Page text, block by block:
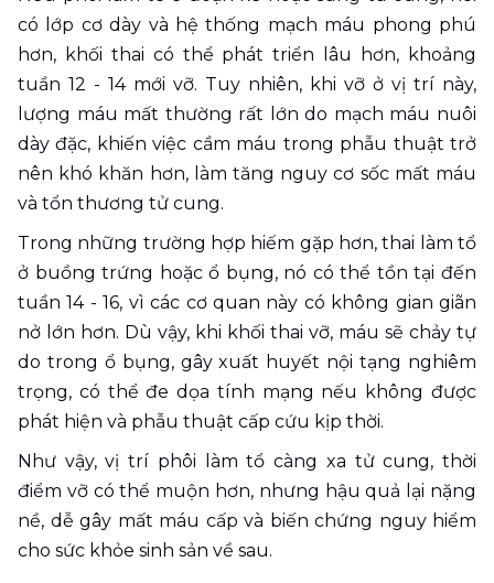
có lớp cơ dày và hệ thống mạch máu phong phú
hơn, khối thai có thể phát triển lâu hơn, khoảng
tuần 12 - 14 mới vỡ. Tuy nhiên, khi vỡ ở vị trí này,
lượng máu mất thường rất lớn do mạch máu nuôi
dày đặc, khiến việc cầm máu trong phẫu thuật trở
nên khó khăn hơn, làm tăng nguy cơ sốc mất máu
và tổn thương tử cung.
Trong những trường hợp hiếm gặp hơn, thai làm tổ
ở buồng trứng hoặc ổ bụng, nó có thể tồn tại đến
tuần 14 - 16, vì các cơ quan này có không gian giãn
nở lớn hơn. Dù vậy, khi khối thai vỡ, máu sẽ chảy tự
do trong ổ bụng, gây xuất huyết nội tạng nghiêm
trọng, có thể đe dọa tính mạng nếu không được
phát hiện và phẫu thuật cấp cứu kịp thời.
Như vậy, vị trí phôi làm tổ càng xa tử cung, thời
điểm vỡ có thể muộn hơn, nhưng hậu quả lại nặng
nề, dễ gây mất máu cấp và biến chứng nguy hiểm
cho sức khỏe sinh sản về sau.